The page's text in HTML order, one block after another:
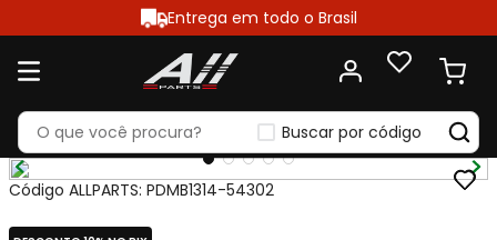
Entrega em todo o Brasil
Buscar por código
Código ALLPARTS: PDMB1314-54302